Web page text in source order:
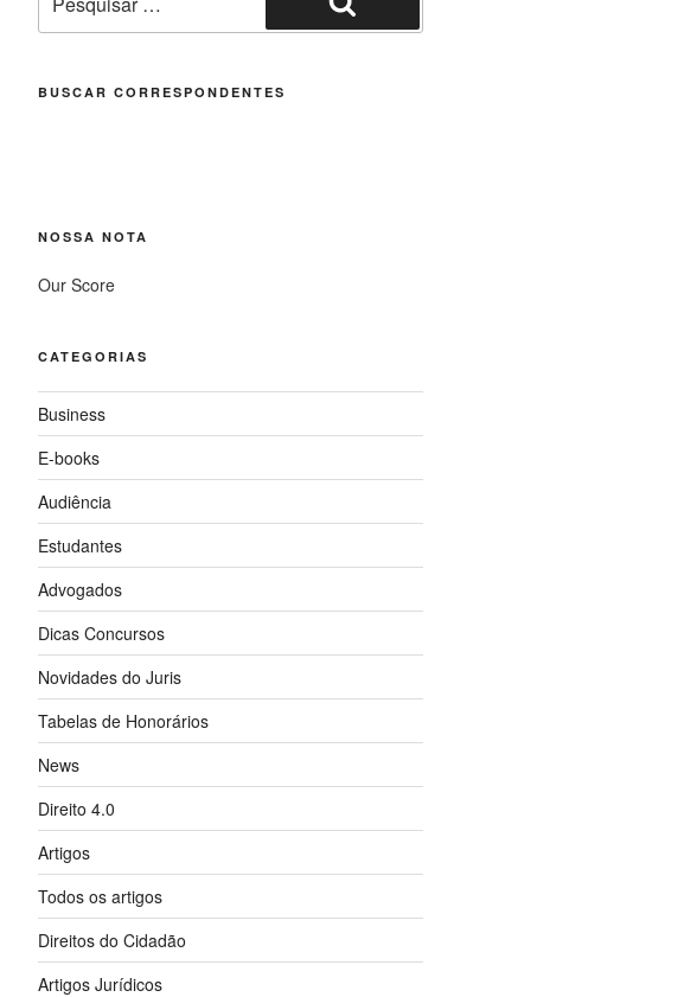
por:
Pesquisar
BUSCAR CORRESPONDENTES
NOSSA NOTA
Our Score
CATEGORIAS
Business
E-books
Audiência
Estudantes
Advogados
Dicas Concursos
Novidades do Juris
Tabelas de Honorários
News
Direito 4.0
Artigos
Todos os artigos
Direitos do Cidadão
Artigos Jurídicos